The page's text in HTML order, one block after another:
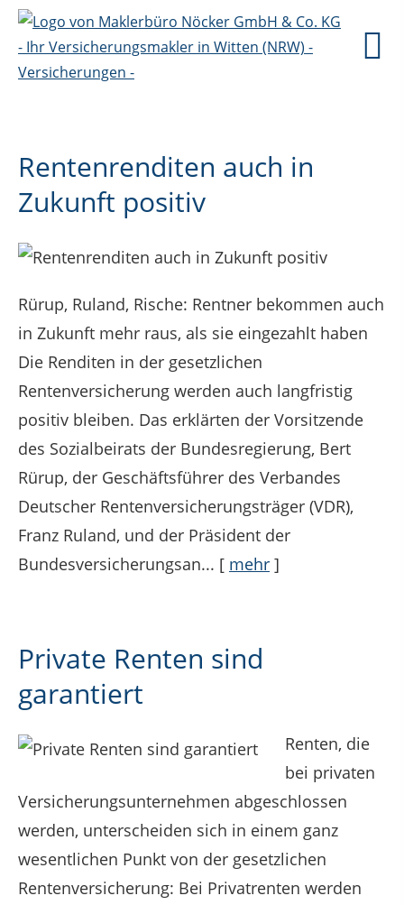
Rentenrenditen auch in
Zukunft positiv
Rürup, Ruland, Rische: Rentner bekommen auch
in Zukunft mehr raus, als sie eingezahlt haben
Die Renditen in der gesetzlichen
Rentenversicherung werden auch langfristig
positiv bleiben. Das erklärten der Vorsitzende
des Sozialbeirats der Bundesregierung, Bert
Rürup, der Geschäftsführer des Verbandes
Deutscher Rentenversicherungsträger (VDR),
Franz Ruland, und der Präsident der
Bundesversicherungsan... [ mehr ]
Private Renten sind
garantiert
Renten, die
bei privaten
Versicherungsunternehmen abgeschlossen
werden, unterscheiden sich in einem ganz
wesentlichen Punkt von der gesetzlichen
Rentenversicherung: Bei Privatrenten werden